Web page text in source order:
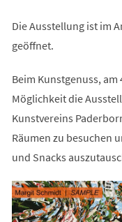
Die Ausstellung ist im
geöffnet.
Beim Kunstgenuss,
Möglichkeit die
Kunstvereins
Räumen zu besuchen
und Snacks